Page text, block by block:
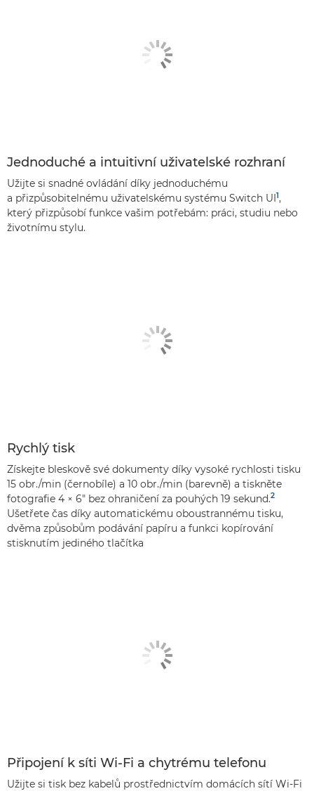
Jednoduché a intuitivní uživatelské rozhraní
Užijte si snadné ovládání díky jednoduchému
a přizpůsobitelnému uživatelskému systému Switch UI1,
který přizpůsobí funkce vašim potřebám: práci, studiu nebo
životnímu stylu.
Rychlý tisk
Získejte bleskově své dokumenty díky vysoké rychlosti tisku
15 obr./min (černobíle) a 10 obr./min (barevně) a tiskněte
fotografie 4 × 6" bez ohraničení za pouhých 19 sekund.2
Ušetřete čas díky automatickému oboustrannému tisku,
dvěma způsobům podávání papíru a funkci kopírování
stisknutím jediného tlačítka
Připojení k síti Wi-Fi a chytrému telefonu
Užijte si tisk bez kabelů prostřednictvím domácích sítí Wi-Fi